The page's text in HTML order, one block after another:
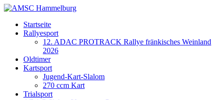
Startseite
Rallyesport
12. ADAC PROTRACK Rallye fränkisches Weinland
2026
Oldtimer
Kartsport
Jugend-Kart-Slalom
270 ccm Kart
Trialsport